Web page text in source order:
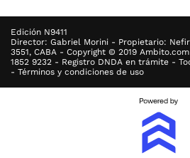
Edición N9411
Director: Gabriel Morini - Propietario:
3551, CABA - Copyright © 2019
1852 9232 - Registro DNDA en trámite -
- Términos y condiciones de uso